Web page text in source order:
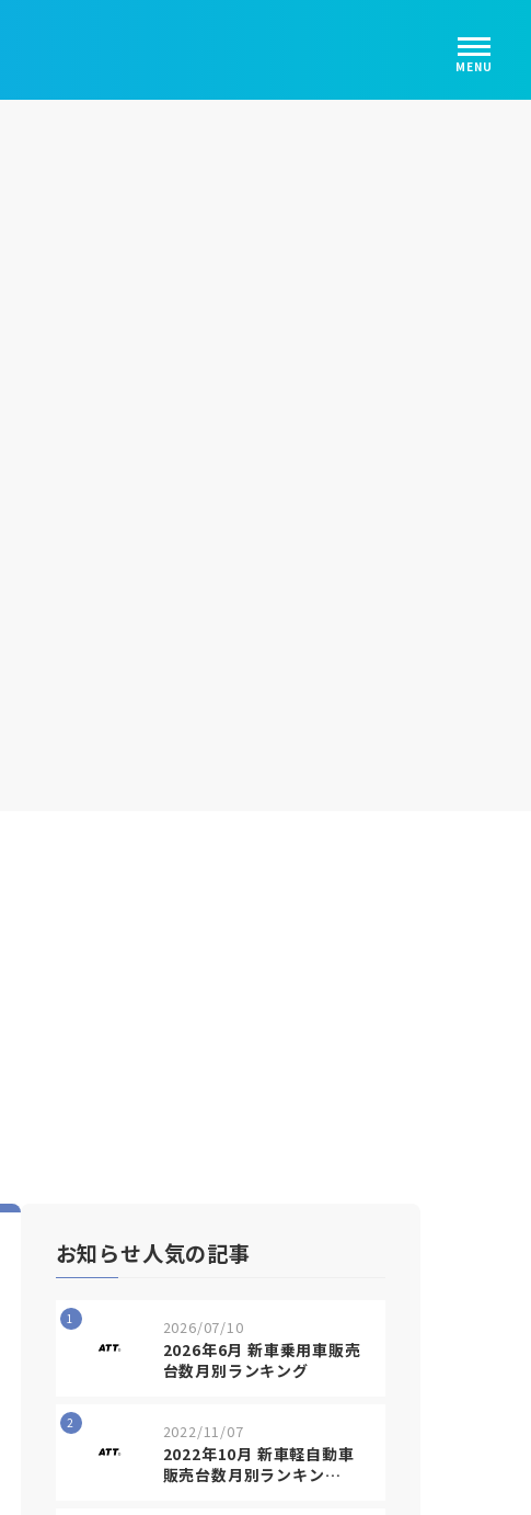
お知らせ人気の記事
1 2026/07/10
2026年6月 新車乗用車販売
台数月別ランキング
2 2022/11/07
2022年10月 新車軽自動車
販売台数月別ランキン…